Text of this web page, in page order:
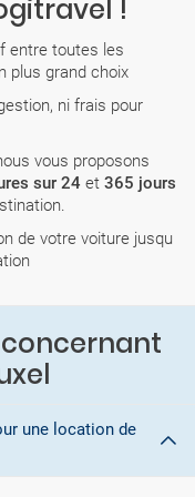
!
entre toutes les
plus grand choix
ni frais pour
vous proposons
sur 24 et 365 jours
de votre voiture jusqu
une location de